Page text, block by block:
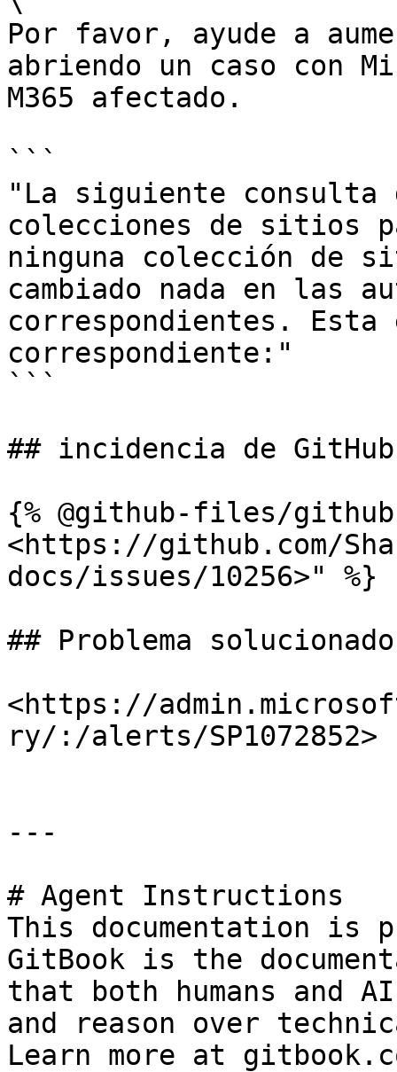
Por favor, ayude a
abriendo un caso con
M365 afectado.
```
"La siguiente consulta
colecciones de sitios
ninguna colección de
cambiado nada en las
correspondientes.
correspondiente:"
```
## incidencia de GitHub
{% @github-files/
<https://github.com/
docs/issues/10256>" %}
## Problema solucionado
<https://
ry/:/alerts/SP1072852>
---
# Agent Instructions
This documentation is
GitBook is the
that both humans and
and reason over
Learn more at